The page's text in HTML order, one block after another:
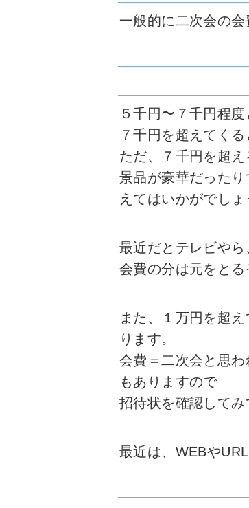
一般的に二次会の会
５千円〜７千円程度
７千円を超えてく
ただ、７千円を超え
景品が豪華だった
えてはいかがでしょ
最近だとテレビや
会費の分は元をとる
また、１万円を超
ります。
会費＝二次会と思
もありますので
招待状を確認してみ
最近は、WEBや